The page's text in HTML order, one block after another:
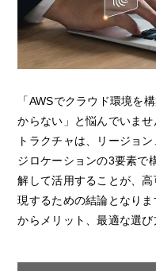
「AWSでクラウド環境を
からない」と悩んでいま
トラクチャは、リージョ
ジロケーションの3要素で
解して活用することが、
現するための結論となり
からメリット、最適な選び